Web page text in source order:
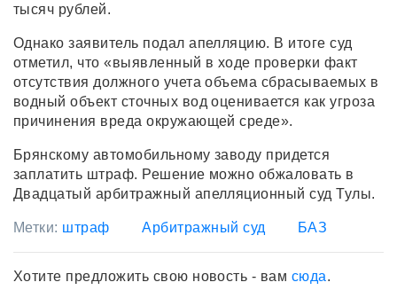
тысяч рублей.
Однако заявитель подал апелляцию. В итоге суд
отметил, что «выявленный в ходе проверки факт
отсутствия должного учета объема сбрасываемых в
водный объект сточных вод оценивается как угроза
причинения вреда окружающей среде».
Брянскому автомобильному заводу придется
заплатить штраф. Решение можно обжаловать в
Двадцатый арбитражный апелляционный суд Тулы.
Метки: штраф Арбитражный суд БАЗ
Хотите предложить свою новость - вам сюда.